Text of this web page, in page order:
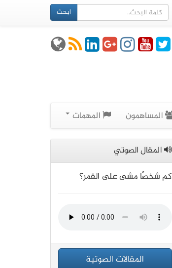
ابحث
المساهمون المهمات
المقال الصوتي
كم شخصًا مشى على القمر؟
المقالات الصوتية